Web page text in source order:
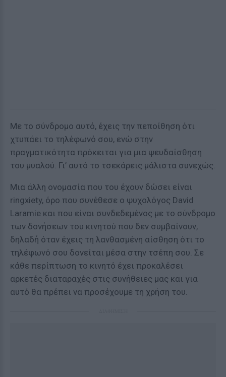
Με το σύνδρομο αυτό, έχεις την πεποίθηση ότι
χτυπάει το τηλέφωνό σου, ενώ στην
πραγματικότητα πρόκειται για μια ψευδαίσθηση
του μυαλού. Γι’ αυτό το τσεκάρεις μάλιστα συνεχώς.
Μια άλλη ονομασία που του έχουν δώσει είναι
ringxiety, όρο που συνέθεσε ο ψυχολόγος David
Laramie και που είναι συνδεδεμένος με το σύνδρομο
των δονήσεων του κινητού που δεν συμβαίνουν,
δηλαδή όταν έχεις τη λανθασμένη αίσθηση ότι το
τηλέφωνό σου δονείται μέσα στην τσέπη σου. Σε
κάθε περίπτωση το κινητό έχει προκαλέσει
αρκετές διαταραχές στις συνήθειες μας και για
αυτό θα πρέπει να προσέχουμε τη χρήση του.